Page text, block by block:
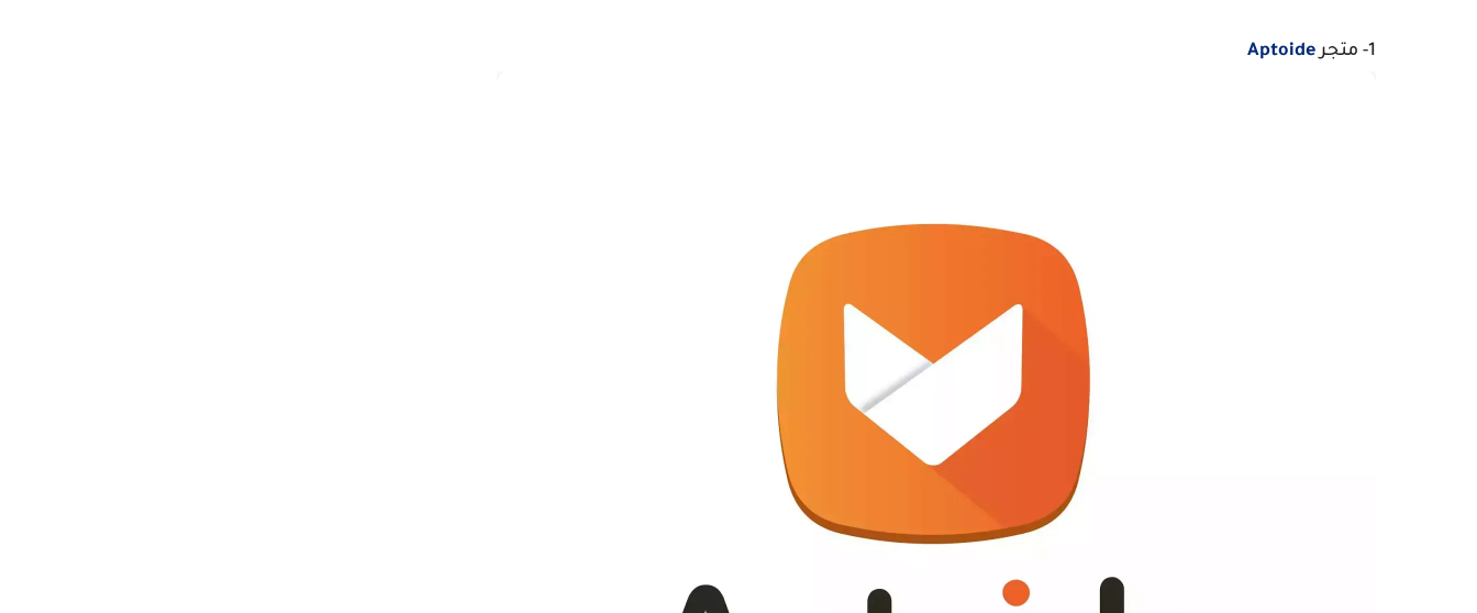
1- متجر Aptoide